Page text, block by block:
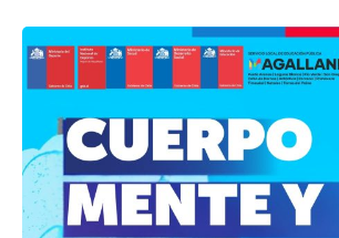
VIDEOS
GALERIA DE FOTOS
APP MÓVIL